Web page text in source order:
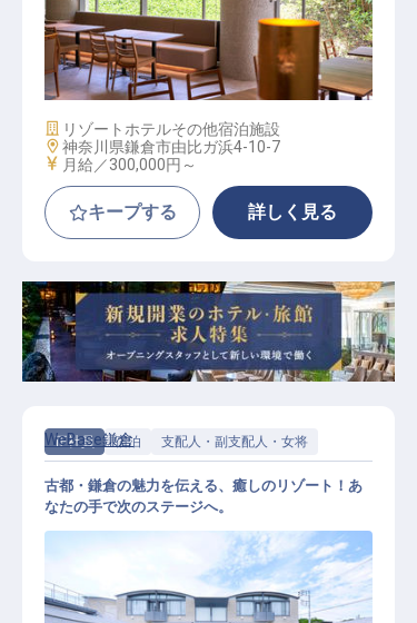
施設管理・管理職候補│由比ヶ浜駅3
分／月給30万～／残業月平均10h
施設業態
リゾートホテルその他宿泊施設
勤務地
神奈川県鎌倉市由比ガ浜4-10-7
給与
月給／300,000円～
キープする 詳しく見る
正社員 宿泊 支配人・副支配人・女将
WeBase鎌倉
古都・鎌倉の魅力を伝える、癒しのリゾート！あ
なたの手で次のステージへ。